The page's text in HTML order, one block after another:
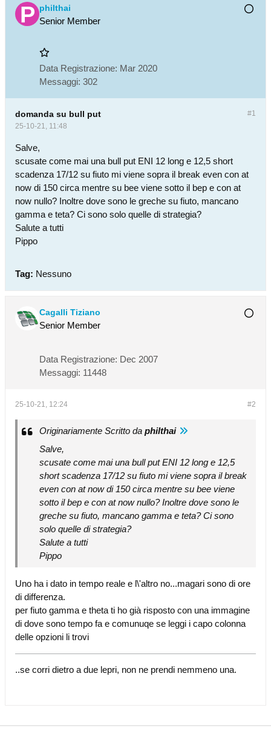
philthai
Senior Member
Data Registrazione: Mar 2020
Messaggi: 302
#1
domanda su bull put
25-10-21, 11:48
Salve,
scusate come mai una bull put ENI 12 long e 12,5 short
scadenza 17/12 su fiuto mi viene sopra il break even con at
now di 150 circa mentre su bee viene sotto il bep e con at
now nullo? Inoltre dove sono le greche su fiuto, mancano
gamma e teta? Ci sono solo quelle di strategia?
Salute a tutti
Pippo
Tag: Nessuno
Cagalli Tiziano
Senior Member
Data Registrazione: Dec 2007
Messaggi: 11448
#2
25-10-21, 12:24
Originariamente Scritto da philthai
Salve,
scusate come mai una bull put ENI 12 long e 12,5
short scadenza 17/12 su fiuto mi viene sopra il break
even con at now di 150 circa mentre su bee viene
sotto il bep e con at now nullo? Inoltre dove sono le
greche su fiuto, mancano gamma e teta? Ci sono
solo quelle di strategia?
Salute a tutti
Pippo
Uno ha i dato in tempo reale e l\'altro no...magari sono di ore
di differenza.
per fiuto gamma e theta ti ho già risposto con una immagine
di dove sono tempo fa e comunuqe se leggi i capo colonna
delle opzioni li trovi
..se corri dietro a due lepri, non ne prendi nemmeno una.